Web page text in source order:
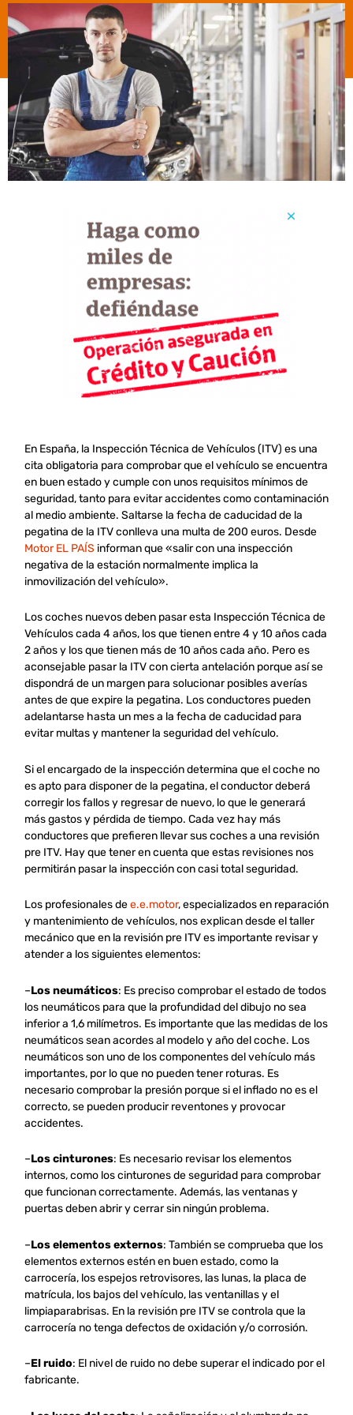
En España, la Inspección Técnica de Vehículos (ITV) es una
cita obligatoria para comprobar que el vehículo se encuentra
en buen estado y cumple con unos requisitos mínimos de
seguridad, tanto para evitar accidentes como contaminación
al medio ambiente. Saltarse la fecha de caducidad de la
pegatina de la ITV conlleva una multa de 200 euros. Desde
Motor EL PAÍS informan que «salir con una inspección
negativa de la estación normalmente implica la
inmovilización del vehículo».
Los coches nuevos deben pasar esta Inspección Técnica de
Vehículos cada 4 años, los que tienen entre 4 y 10 años cada
2 años y los que tienen más de 10 años cada año. Pero es
aconsejable pasar la ITV con cierta antelación porque así se
dispondrá de un margen para solucionar posibles averías
antes de que expire la pegatina. Los conductores pueden
adelantarse hasta un mes a la fecha de caducidad para
evitar multas y mantener la seguridad del vehículo.
Si el encargado de la inspección determina que el coche no
es apto para disponer de la pegatina, el conductor deberá
corregir los fallos y regresar de nuevo, lo que le generará
más gastos y pérdida de tiempo. Cada vez hay más
conductores que prefieren llevar sus coches a una revisión
pre ITV. Hay que tener en cuenta que estas revisiones nos
permitirán pasar la inspección con casi total seguridad.
Los profesionales dee.e.motor, especializados en reparación
y mantenimiento de vehículos, nos explican desde el taller
mecánico que en la revisión pre ITV es importante revisar y
atender a los siguientes elementos:
–Los neumáticos: Es preciso comprobar el estado de todos
los neumáticos para que la profundidad del dibujo no sea
inferior a 1,6 milímetros. Es importante que las medidas de los
neumáticos sean acordes al modelo y año del coche. Los
neumáticos son uno de los componentes del vehículo más
importantes, por lo que no pueden tener roturas. Es
necesario comprobar la presión porque si el inflado no es el
correcto, se pueden producir reventones y provocar
accidentes.
–Los cinturones: Es necesario revisar los elementos
internos, como los cinturones de seguridad para comprobar
que funcionan correctamente. Además, las ventanas y
puertas deben abrir y cerrar sin ningún problema.
–Los elementos externos: También se comprueba que los
elementos externos estén en buen estado, como la
carrocería, los espejos retrovisores, las lunas, la placa de
matrícula, los bajos del vehículo, las ventanillas y el
limpiaparabrisas. En la revisión pre ITV se controla que la
carrocería no tenga defectos de oxidación y/o corrosión.
–El ruido: El nivel de ruido no debe superar el indicado por el
fabricante.